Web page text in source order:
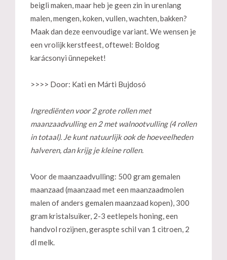
beigli maken, maar heb je geen zin in urenlang
malen, mengen, koken, vullen, wachten, bakken?
Maak dan deze eenvoudige variant. We wensen je
een vrolijk kerstfeest, oftewel: Boldog
karácsonyi ünnepeket!
>>>> Door: Kati en Márti Bujdosó
Ingrediënten voor 2 grote rollen met
maanzaadvulling en 2 met walnootvulling (4 rollen
in totaal). Je kunt natuurlijk ook de hoeveelheden
halveren, dan krijg je kleine rollen.
Voor de maanzaadvulling: 500 gram gemalen
maanzaad (maanzaad met een maanzaadmolen
malen of anders gemalen maanzaad kopen), 300
gram kristalsuiker, 2-3 eetlepels honing, een
handvol rozijnen, geraspte schil van 1 citroen, 2
dl melk.